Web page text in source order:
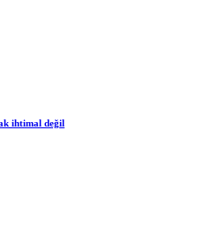
ihtimal değil